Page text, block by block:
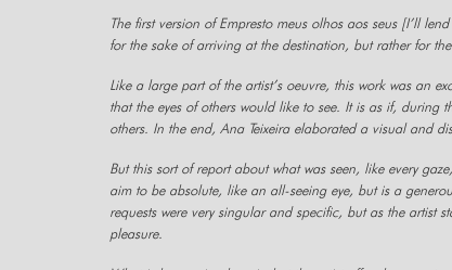
The first version of Empresto meus olhos aos seus[I’ll lend
for the sake of arriving at the destination, but rather for
Like a large part of the artist’s oeuvre, this work was an
that the eyes of others would like to see. It is as if, during
others. In the end, Ana Teixeira elaborated a visual and
But this sort of report about what was seen, like every
aim to be absolute, like an all-seeing eye, but is a
requests were very singular and specific, but as the artist
pleasure.